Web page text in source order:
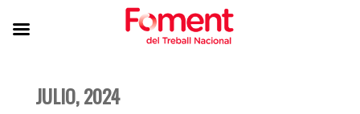
JULIO, 2024